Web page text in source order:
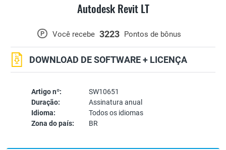
Autodesk Revit LT
Artigo nº:
SW10651
Duração:
Assinatura anual
Idioma:
Todos os idiomas
Zona do país:
BR
P Você recebe 3223 Pontos de bônus
DOWNLOAD DE SOFTWARE + LICENÇA